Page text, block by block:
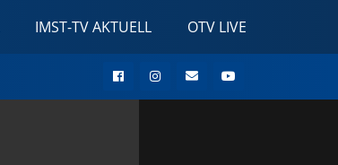
IMST-TV AKTUELL OTV LIVE